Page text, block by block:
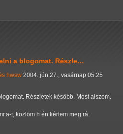
a blogomat. Részle…
hwsw 2004. jún 27., vasárnap 05:25
Részletek később. Most alszom.
t, közlöm h én kértem meg rá.